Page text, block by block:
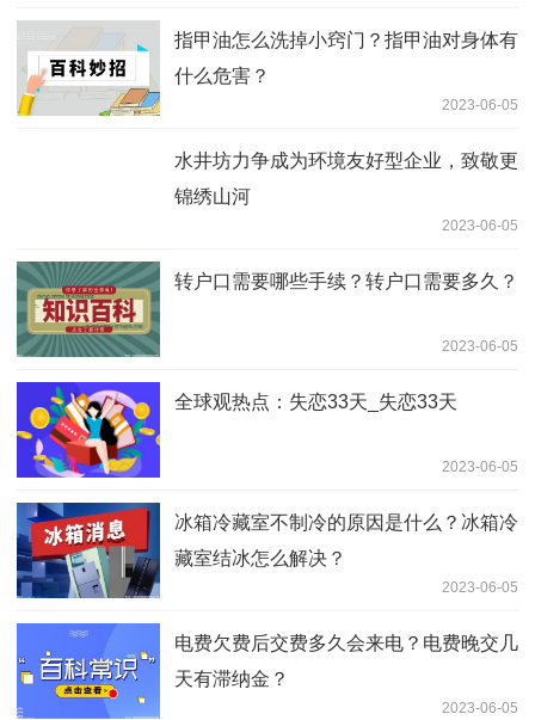
指甲油怎么洗掉小窍门？指甲油对身体有
什么危害？
2023-06-05
水井坊力争成为环境友好型企业，致敬更
锦绣山河
2023-06-05
转户口需要哪些手续？转户口需要多久？
2023-06-05
全球观热点：失恋33天_失恋33天
2023-06-05
冰箱冷藏室不制冷的原因是什么？冰箱冷
藏室结冰怎么解决？
2023-06-05
电费欠费后交费多久会来电？电费晚交几
天有滞纳金？
2023-06-05